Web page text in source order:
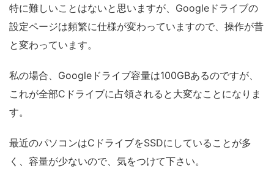
特に難しいことはないと思いますが、Googleドライブの
設定ページは頻繁に仕様が変わっていますので、操作が昔
と変わっています。
私の場合、Googleドライブ容量は100GBあるのですが、
これが全部Cドライブに占領されると大変なことになりま
す。
最近のパソコンはCドライブをSSDにしていることが多
く、容量が少ないので、気をつけて下さい。